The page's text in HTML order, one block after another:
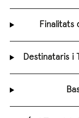
Finalitats
Destinataris i